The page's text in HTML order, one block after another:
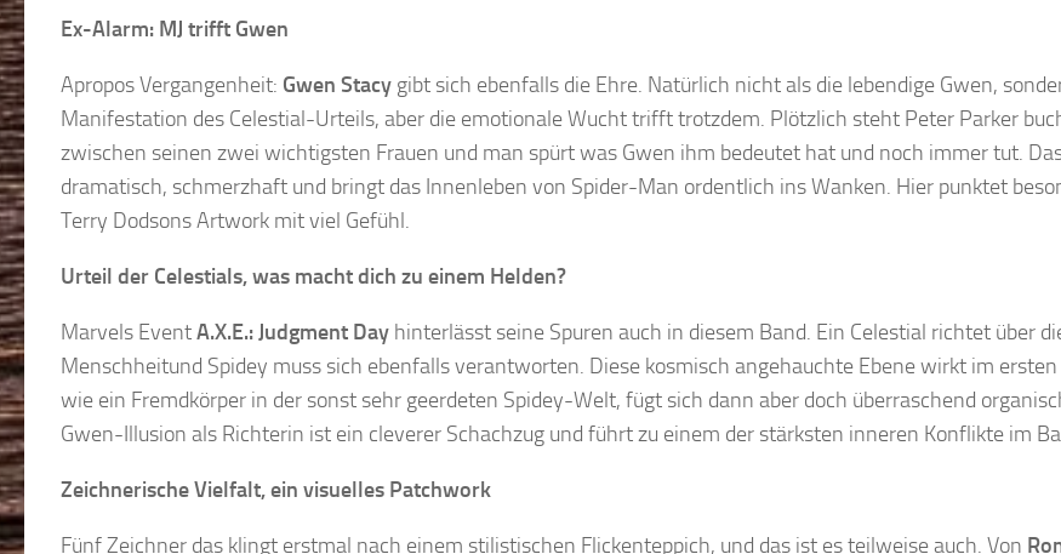
Ex-Alarm: MJ trifft Gwen
Apropos Vergangenheit: Gwen Stacy gibt sich ebenfalls die Ehre. Natürlich nicht als die lebendige Gwen,
Manifestation des Celestial-Urteils, aber die emotionale Wucht trifft trotzdem. Plötzlich steht Peter Parker
zwischen seinen zwei wichtigsten Frauen und man spürt was Gwen ihm bedeutet hat und noch immer tut.
dramatisch, schmerzhaft und bringt das Innenleben von Spider-Man ordentlich ins Wanken. Hier punktet
Terry Dodsons Artwork mit viel Gefühl.
Urteil der Celestials, was macht dich zu einem Helden?
Marvels EventA.X.E.: Judgment Day hinterlässt seine Spuren auch in diesem Band. Ein Celestial richtet über
Menschheitund Spidey muss sich ebenfalls verantworten. Diese kosmisch angehauchte Ebene wirkt im
wie ein Fremdkörper in der sonst sehr geerdeten Spidey-Welt, fügt sich dann aber doch überraschend
Gwen-Illusion als Richterin ist ein cleverer Schachzug und führt zu einem der stärksten inneren Konflikte im
Zeichnerische Vielfalt, ein visuelles Patchwork
Fünf Zeichner das klingt erstmal nach einem stilistischen Flickenteppich, und das ist es teilweise auch. Von